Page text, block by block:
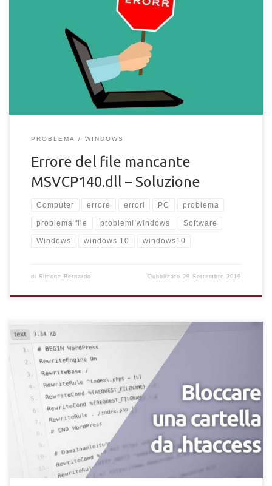
Windows ma si presente l’errore del file mancante
MSVCP140.dll e non sai come risolvere? Non riesci ad avviare
un programma sul computer per via del file MSCVP140.dll
assente e stai cercando in tutti i modi la soluzione? Risolvere
l’errore del file MSVCP140.dll mancante Che tu sia uno
smanettone del PC […]
PROBLEMA WINDOWS
Errore del file mancante
MSVCP140.dll – Soluzione
Computer errore errori PC problema
problema file problemi windows Software
Windows windows 10 windows10
di Simone Bernardo Pubblicato29 Settembre 2019
Scopri come bloccare e limitare totalmente l'accesso ad una
specifica cartella del sito web tramite la modifica diretta del
file htaccess.